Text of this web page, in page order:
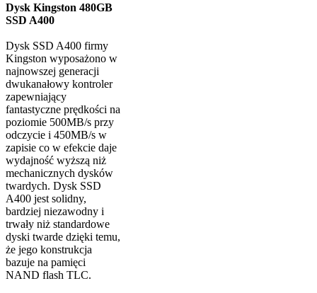
Dysk Kingston 480GB
SSD A400
Dysk SSD A400 firmy
Kingston wyposażono w
najnowszej generacji
dwukanałowy kontroler
zapewniający
fantastyczne prędkości na
poziomie 500MB/s przy
odczycie i 450MB/s w
zapisie co w efekcie daje
wydajność wyższą niż
mechanicznych dysków
twardych. Dysk SSD
A400 jest solidny,
bardziej niezawodny i
trwały niż standardowe
dyski twarde dzięki temu,
że jego konstrukcja
bazuje na pamięci
NAND flash TLC.